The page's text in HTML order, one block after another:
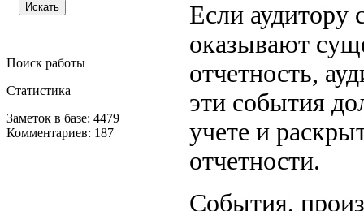
Поиск работы
Статистика
Заметок в базе: 4479
Комментариев: 187
Если аудитору
оказывают
отчетность,
эти события
учете и
отчетности.
События,